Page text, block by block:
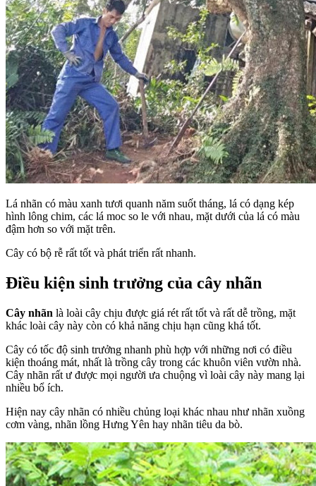
Lá nhãn có màu xanh tươi quanh năm suốt tháng, lá có dạng kép
hình lông chim, các lá moc so le với nhau, mặt dưới của lá có màu
đậm hơn so với mặt trên.
Cây có bộ rễ rất tốt và phát triển rất nhanh.
Điều kiện sinh trưởng của cây nhãn
Cây nhãn là loài cây chịu được giá rét rất tốt và rất dễ trồng, mặt
khác loài cây này còn có khả năng chịu hạn cũng khá tốt.
Cây có tốc độ sinh trưởng nhanh phù hợp với những nơi có điều
kiện thoáng mát, nhất là trồng cây trong các khuôn viên vườn nhà.
Cây nhãn rất ư được mọi người ưa chuộng vì loài cây này mang lại
nhiều bổ ích.
Hiện nay cây nhãn có nhiều chủng loại khác nhau như nhãn xuồng
cơm vàng, nhãn lồng Hưng Yên hay nhãn tiêu da bò.